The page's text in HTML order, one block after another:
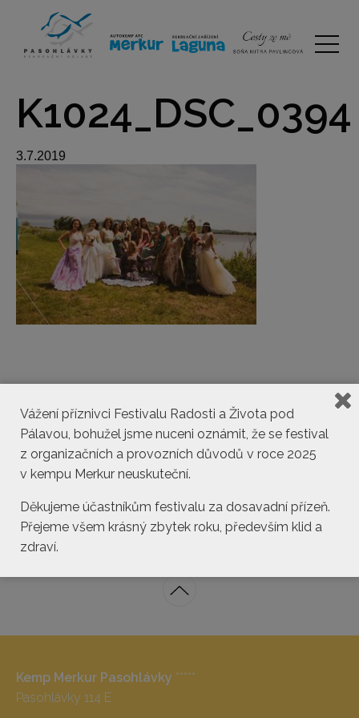
K1024_DSC_0394
3.7.2019
kemp@pasohlavky.cz
Kemp Merkur Pasohlávky *****
Pasohlávky 114 E
Vážení příznivci Festivalu Radosti a Života pod
Pálavou, bohužel jsme nuceni oznámit, že se festival
z organizačních a provozních důvodů v roce 2025
v kempu Merkur neuskuteční.
Děkujeme účastníkům festivalu za dosavadní přízeň.
Přejeme všem krásný zbytek roku, především klid a
zdraví.